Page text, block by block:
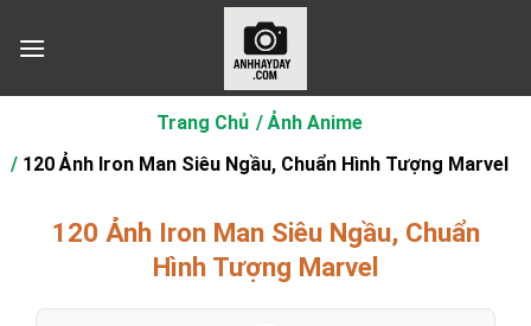
đến
dung
Trang Chủ
Ảnh Anime
120 Ảnh Iron Man Siêu Ngầu, Chuẩn Hình Tượng Marvel
120 Ảnh Iron Man Siêu Ngầu, Chuẩn
Hình Tượng Marvel